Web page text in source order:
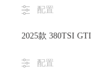
配置
2025款 380TSI GTI
配置